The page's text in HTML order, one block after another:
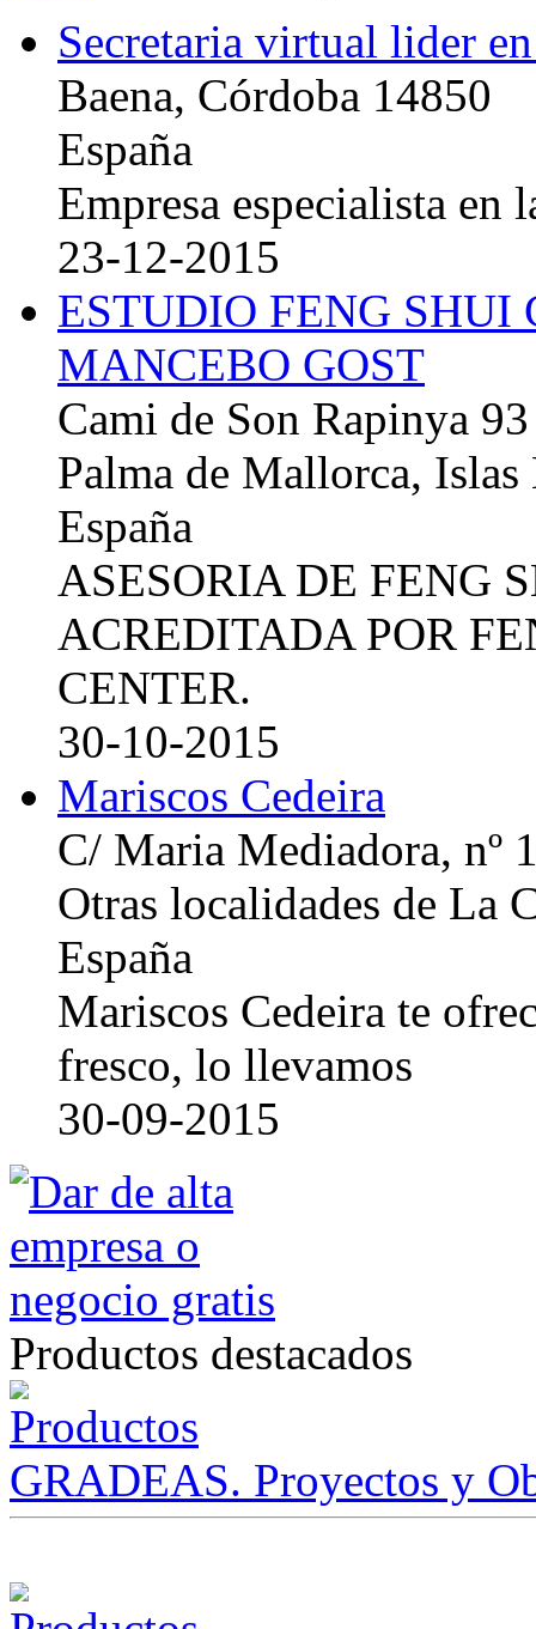
Secretaria virtual lider
Baena, Córdoba 14850
España
Empresa especialista en
23-12-2015
ESTUDIO FENG
MANCEBO GOST
Cami de Son Rapinya 93
Palma de Mallorca, Islas
España
ASESORIA DE FENG
ACREDITADA POR
CENTER.
30-10-2015
Mariscos Cedeira
C/ Maria Mediadora, nº
Otras localidades de La
España
Mariscos Cedeira te
fresco, lo llevamos
30-09-2015
Productos destacados
GRADEAS. Proyectos y